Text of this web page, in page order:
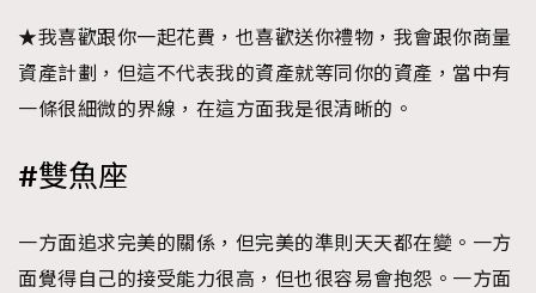
★我喜歡跟你一起花費，也喜歡送你禮物，我會跟你商量
資產計劃，但這不代表我的資產就等同你的資產，當中有
一條很細微的界線，在這方面我是很清晰的。
#雙魚座
一方面追求完美的關係，但完美的準則天天都在變。一方
面覺得自己的接受能力很高，但也很容易會抱怨。一方面